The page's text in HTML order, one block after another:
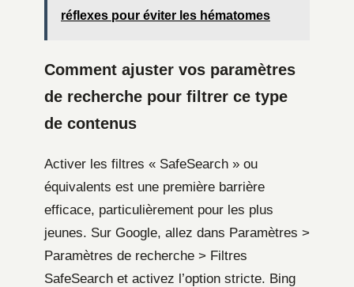
réflexes pour éviter les hématomes
Comment ajuster vos paramètres
de recherche pour filtrer ce type
de contenus
Activer les filtres « SafeSearch » ou
équivalents est une première barrière
efficace, particulièrement pour les plus
jeunes. Sur Google, allez dans Paramètres >
Paramètres de recherche > Filtres
SafeSearch et activez l’option stricte. Bing